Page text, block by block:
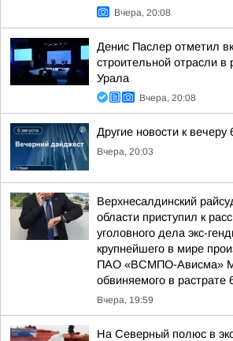
Вчера, 20:08
Денис Паслер отметил
строительной отрасли в
Урала
Вчера, 20:08
Другие новости к вечеру
Вчера, 20:03
Верхнесалдинский
области приступил к
уголовного дела экс-
крупнейшего в мире
ПАО «ВСМПО-Ависма»
обвиняемого в растрате
Вчера, 19:59
На Северный полюс в